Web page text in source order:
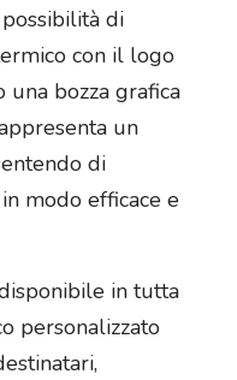
di
con il logo
bozza grafica
un
di
modo efficace e
in tutta
personalizzato